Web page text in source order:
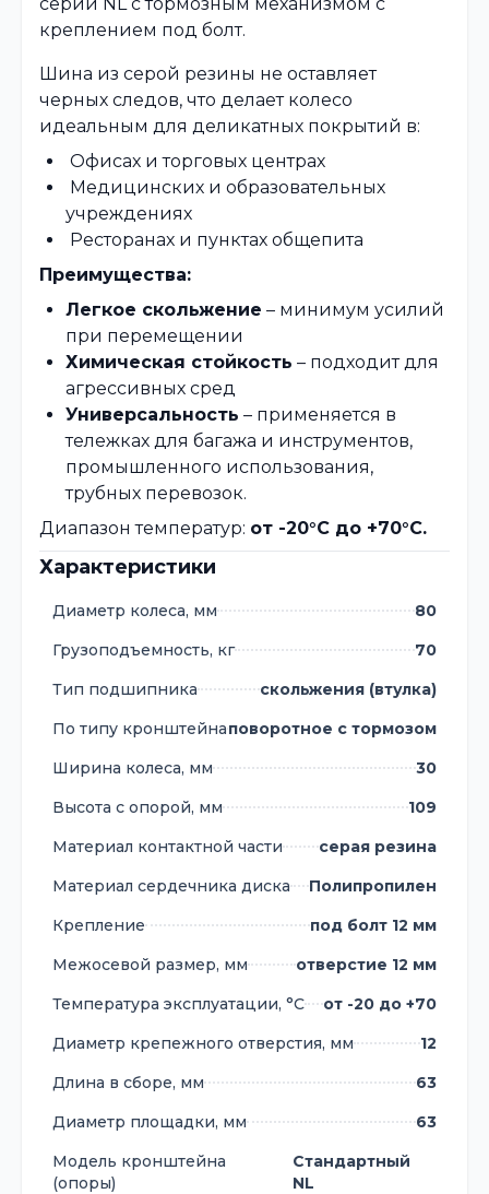
креплением под болт.
Шина из серой резины не оставляет
черных следов, что делает колесо
идеальным для деликатных покрытий в:
Офисах и торговых центрах
Медицинских и образовательных
учреждениях
Ресторанах и пунктах общепита
Преимущества:
Легкое скольжение – минимум усилий
при перемещении
Химическая стойкость – подходит для
агрессивных сред
Универсальность – применяется в
тележках для багажа и инструментов,
промышленного использования,
трубных перевозок.
Диапазон температур: от -20°C до +70°C.
Характеристики
Диаметр колеса, мм
80
Грузоподъемность, кг
70
Тип подшипника
скольжения (втулка)
По типу кронштейнаповоротное с тормозом
Ширина колеса, мм
30
Высота с опорой, мм
109
Материал контактной части
серая резина
Материал сердечника диска
Полипропилен
Крепление
под болт 12 мм
Межосевой размер, мм
отверстие 12 мм
Температура эксплуатации, °С
от -20 до +70
Диаметр крепежного отверстия, мм
12
Длина в сборе, мм
63
Диаметр площадки, мм
63
Модель кронштейна
(опоры)
Стандартный
NL